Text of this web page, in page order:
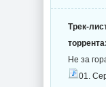
Трек-
торрента:
Не за
01.